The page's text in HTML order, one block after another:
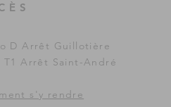
D Arrêt Guillotière
T1 Arrêt Saint-André
s'y rendre